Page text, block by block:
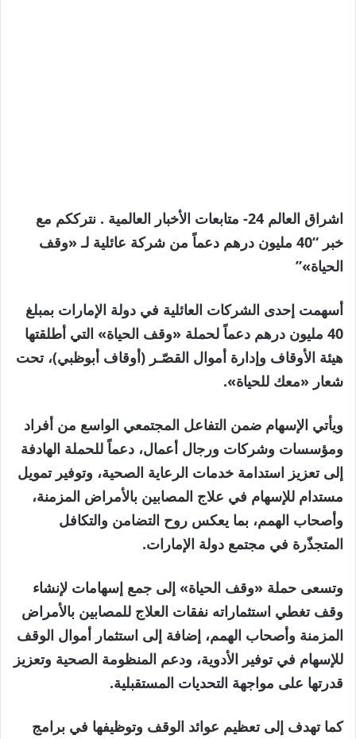
اشراق العالم 24- متابعات الأخبار العالمية . نترككم مع
خبر “40 مليون درهم دعماً من شركة عائلية لـ «وقف
الحياة»”
أسهمت إحدى الشركات العائلية في دولة الإمارات بمبلغ
40 مليون درهم دعماً لحملة «وقف الحياة» التي أطلقتها
هيئة الأوقاف وإدارة أموال القصّـر (أوقاف أبوظبي)، تحت
شعار «معك للحياة».
ويأتي الإسهام ضمن التفاعل المجتمعي الواسع من أفراد
ومؤسسات وشركات ورجال أعمال، دعماً للحملة الهادفة
إلى تعزيز استدامة خدمات الرعاية الصحية، وتوفير تمويل
مستدام للإسهام في علاج المصابين بالأمراض المزمنة،
وأصحاب الهمم، بما يعكس روح التضامن والتكافل
المتجذّرة في مجتمع دولة الإمارات.
وتسعى حملة «وقف الحياة» إلى جمع إسهامات لإنشاء
وقف تغطي استثماراته نفقات العلاج للمصابين بالأمراض
المزمنة وأصحاب الهمم، إضافة إلى استثمار أموال الوقف
للإسهام في توفير الأدوية، ودعم المنظومة الصحية وتعزيز
قدرتها على مواجهة التحديات المستقبلية.
كما تهدف إلى تعظيم عوائد الوقف وتوظيفها في برامج